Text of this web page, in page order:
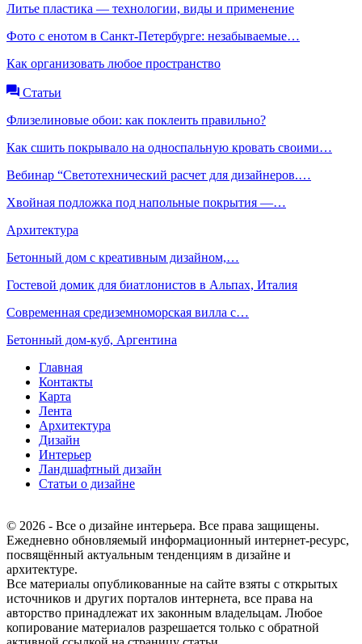
Литье пластика — технологии, виды и применение
Фото с енотом в Санкт-Петербурге: незабываемые…
Как организовать любое пространство
Статьи
Флизелиновые обои: как поклеить правильно?
Как сшить покрывало на односпальную кровать своими…
Вебинар “Светотехнический расчет для дизайнеров.…
Хвойная подложка под напольные покрытия —…
Архитектура
Бетонный дом с креативным дизайном,…
Гостевой домик для биатлонистов в Альпах, Италия
Современная средиземноморская вилла с…
Бетонный дом-куб, Аргентина
Главная
Контакты
Карта
Лента
Архитектура
Дизайн
Интерьер
Ландшафтный дизайн
Статьи о дизайне
© 2026 - Все о дизайне интерьера. Все права защищены.
Ежедневно обновляемый информационный интернет-ресурс,
посвящённый актуальным тенденциям в дизайне и
архитектуре.
Все материалы опубликованные на сайте взяты с открытых
источников и других порталов интернета, все права на
авторство принадлежат их законным владельцам. Любое
копирование материалов разрешается только с обратной